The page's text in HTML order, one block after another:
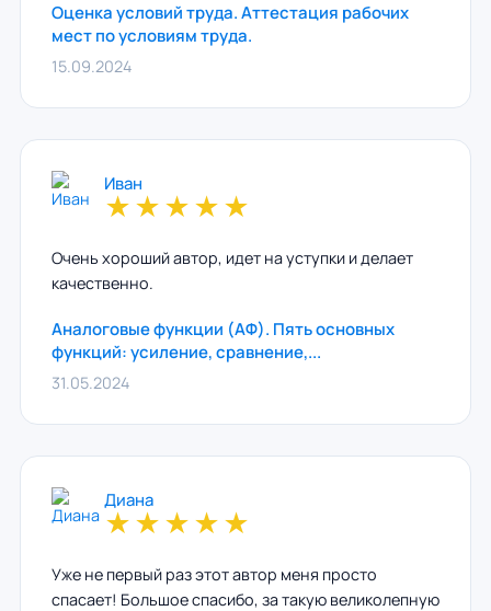
Оценка условий труда. Аттестация рабочих
мест по условиям труда.
15.09.2024
Иван
★★★★★
Очень хороший автор, идет на уступки и делает
качественно.
Аналоговые функции (АФ). Пять основных
функций: усиление, сравнение,...
31.05.2024
Диана
★★★★★
Уже не первый раз этот автор меня просто
спасает! Большое спасибо, за такую великолепную